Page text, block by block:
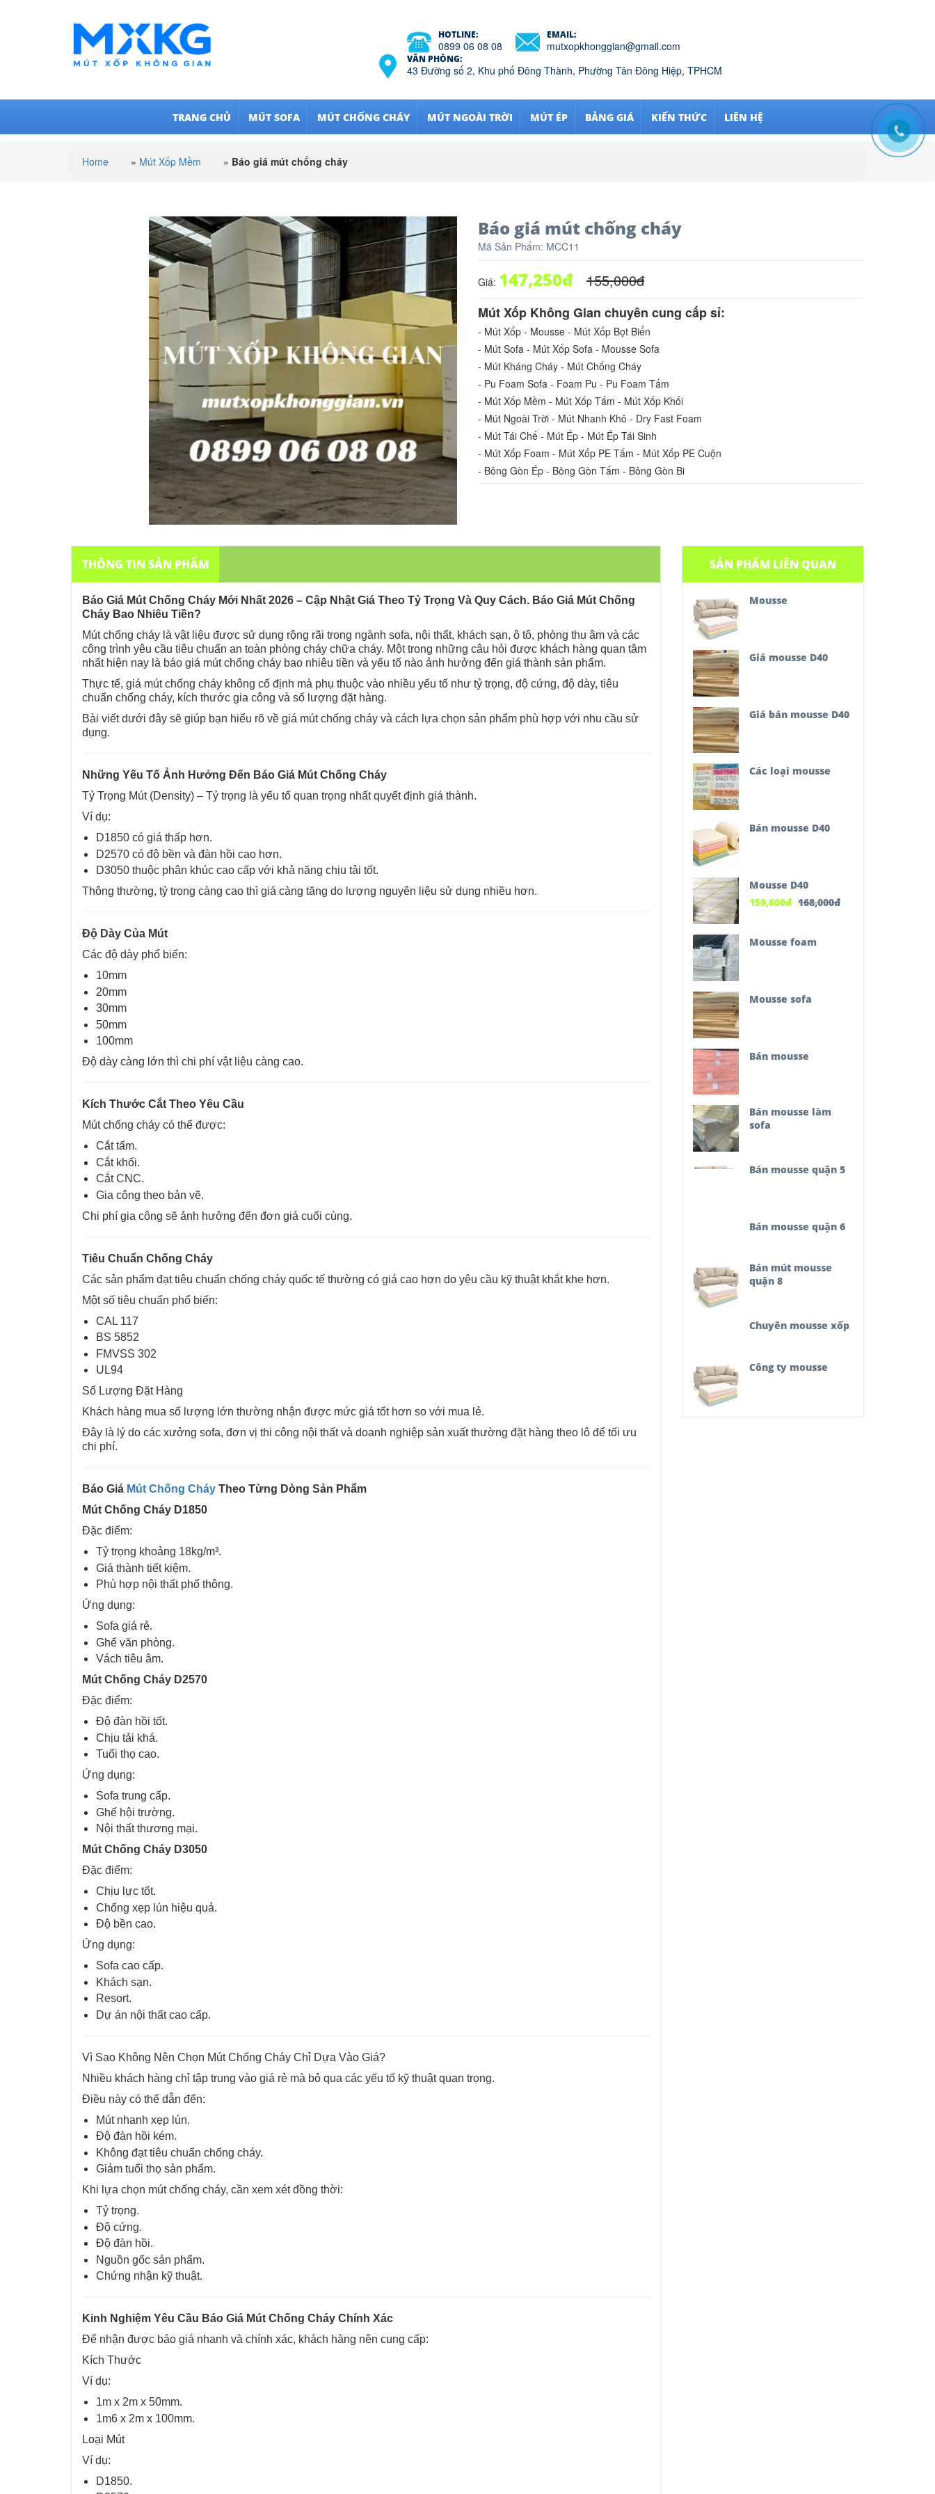
HOTLINE:
0899 06 08 08
EMAIL:
mutxopkhonggian@gmail.com
VĂN PHÒNG:
43 Đường số 2, Khu phố Đông Thành, Phường Tân Đông Hiệp, TPHCM
TRANG CHỦ MÚT SOFA MÚT CHỐNG CHÁY MÚT NGOÀI TRỜI MÚT ÉP BẢNG GIÁ KIẾN THỨC LIÊN HỆ
Home » Mút Xốp Mềm » Báo giá mút chống cháy
Báo giá mút chống cháy
Mã Sản Phẩm: MCC11
Giá: 147,250đ 155,000đ
Mút Xốp Không Gian chuyên cung cấp sỉ:
- Mút Xốp - Mousse - Mút Xốp Bọt Biển
- Mút Sofa - Mút Xốp Sofa - Mousse Sofa
- Mút Kháng Cháy - Mút Chống Cháy
- Pu Foam Sofa - Foam Pu - Pu Foam Tấm
- Mút Xốp Mềm - Mút Xốp Tấm - Mút Xốp Khối
- Mút Ngoài Trời - Mút Nhanh Khô - Dry Fast Foam
- Mút Tái Chế - Mút Ép - Mút Ép Tái Sinh
- Mút Xốp Foam - Mút Xốp PE Tấm - Mút Xốp PE Cuộn
- Bông Gòn Ép - Bông Gòn Tấm - Bông Gòn Bi
THÔNG TIN SẢN PHẨM
Báo Giá Mút Chống Cháy Mới Nhất 2026 – Cập Nhật Giá Theo Tỷ Trọng Và Quy Cách. Báo Giá Mút Chống
Cháy Bao Nhiêu Tiền?
Mút chống cháy là vật liệu được sử dụng rộng rãi trong ngành sofa, nội thất, khách sạn, ô tô, phòng thu âm và các
công trình yêu cầu tiêu chuẩn an toàn phòng cháy chữa cháy. Một trong những câu hỏi được khách hàng quan tâm
nhất hiện nay là báo giá mút chống cháy bao nhiêu tiền và yếu tố nào ảnh hưởng đến giá thành sản phẩm.
Thực tế, giá mút chống cháy không cố định mà phụ thuộc vào nhiều yếu tố như tỷ trọng, độ cứng, độ dày, tiêu
chuẩn chống cháy, kích thước gia công và số lượng đặt hàng.
Bài viết dưới đây sẽ giúp bạn hiểu rõ về giá mút chống cháy và cách lựa chọn sản phẩm phù hợp với nhu cầu sử
dụng.
Những Yếu Tố Ảnh Hưởng Đến Báo Giá Mút Chống Cháy
Tỷ Trọng Mút (Density) – Tỷ trọng là yếu tố quan trọng nhất quyết định giá thành.
Ví dụ:
D1850 có giá thấp hơn.
D2570 có độ bền và đàn hồi cao hơn.
D3050 thuộc phân khúc cao cấp với khả năng chịu tải tốt.
Thông thường, tỷ trọng càng cao thì giá càng tăng do lượng nguyên liệu sử dụng nhiều hơn.
Độ Dày Của Mút
Các độ dày phổ biến:
10mm
20mm
30mm
50mm
100mm
Độ dày càng lớn thì chi phí vật liệu càng cao.
Kích Thước Cắt Theo Yêu Cầu
Mút chống cháy có thể được:
Cắt tấm.
Cắt khối.
Cắt CNC.
Gia công theo bản vẽ.
Chi phí gia công sẽ ảnh hưởng đến đơn giá cuối cùng.
Tiêu Chuẩn Chống Cháy
Các sản phẩm đạt tiêu chuẩn chống cháy quốc tế thường có giá cao hơn do yêu cầu kỹ thuật khắt khe hơn.
Một số tiêu chuẩn phổ biến:
CAL 117
BS 5852
FMVSS 302
UL94
Số Lượng Đặt Hàng
Khách hàng mua số lượng lớn thường nhận được mức giá tốt hơn so với mua lẻ.
Đây là lý do các xưởng sofa, đơn vị thi công nội thất và doanh nghiệp sản xuất thường đặt hàng theo lô để tối ưu
chi phí.
Báo Giá Mút Chống Cháy Theo Từng Dòng Sản Phẩm
Mút Chống Cháy D1850
Đặc điểm:
Tỷ trọng khoảng 18kg/m³.
Giá thành tiết kiệm.
Phù hợp nội thất phổ thông.
Ứng dụng:
Sofa giá rẻ.
Ghế văn phòng.
Vách tiêu âm.
Mút Chống Cháy D2570
Đặc điểm:
Độ đàn hồi tốt.
Chịu tải khá.
Tuổi thọ cao.
Ứng dụng:
Sofa trung cấp.
Ghế hội trường.
Nội thất thương mại.
Mút Chống Cháy D3050
Đặc điểm:
Chịu lực tốt.
Chống xẹp lún hiệu quả.
Độ bền cao.
Ứng dụng:
Sofa cao cấp.
Khách sạn.
Resort.
Dự án nội thất cao cấp.
Vì Sao Không Nên Chọn Mút Chống Cháy Chỉ Dựa Vào Giá?
Nhiều khách hàng chỉ tập trung vào giá rẻ mà bỏ qua các yếu tố kỹ thuật quan trọng.
Điều này có thể dẫn đến:
Mút nhanh xẹp lún.
Độ đàn hồi kém.
Không đạt tiêu chuẩn chống cháy.
Giảm tuổi thọ sản phẩm.
Khi lựa chọn mút chống cháy, cần xem xét đồng thời:
Tỷ trọng.
Độ cứng.
Độ đàn hồi.
Nguồn gốc sản phẩm.
Chứng nhận kỹ thuật.
Kinh Nghiệm Yêu Cầu Báo Giá Mút Chống Cháy Chính Xác
Để nhận được báo giá nhanh và chính xác, khách hàng nên cung cấp:
Kích Thước
Ví dụ:
1m x 2m x 50mm.
1m6 x 2m x 100mm.
Loại Mút
Ví dụ:
D1850.
SẢN PHẨM LIÊN QUAN
Mousse
Giá mousse D40
Giá bán mousse D40
Các loại mousse
Bán mousse D40
Mousse D40
159,600đ 168,000đ
Mousse foam
Mousse sofa
Bán mousse
Bán mousse làm
sofa
Bán mousse quận 5
Bán mousse quận 6
Bán mút mousse
quận 8
Chuyên mousse xốp
Công ty mousse